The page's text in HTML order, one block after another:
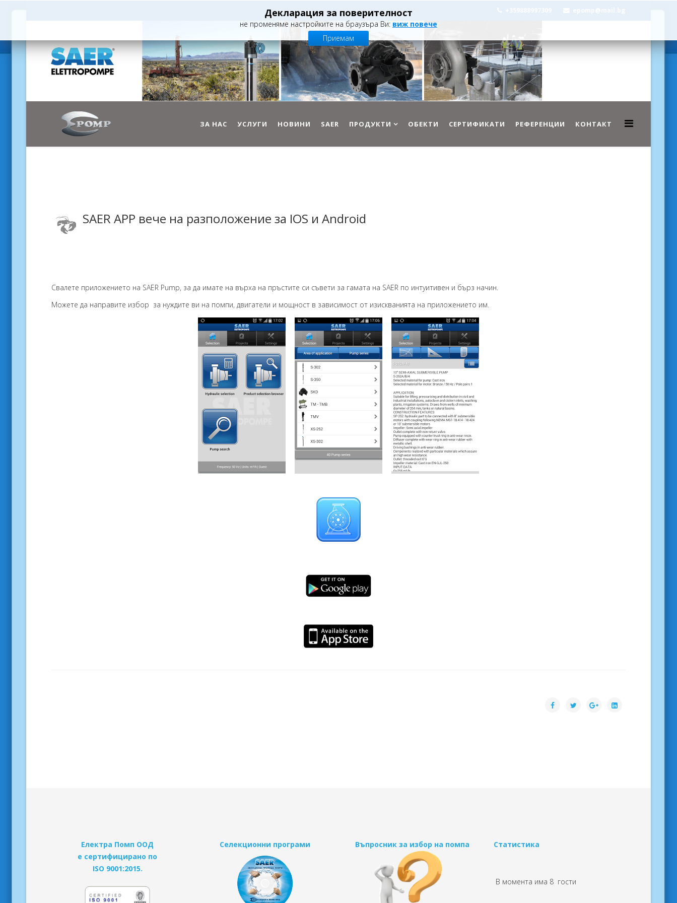
Декларация за поверителност
не променяме настройките на браузъра Ви: виж повече
Приемам
+359888997309 epomp@mail.bg
ЗА НАС УСЛУГИ НОВИНИ SAER ПРОДУКТИ ОБЕКТИ СЕРТИФИКАТИ РЕФЕРЕНЦИИ КОНТАКТ
SAER APP вече на разположение за IOS и Android
Свалете приложението на SAER Pump, за да имате на върха на пръстите си съвети за гамата на SAER по интуитивен и бърз начин.
Можете да направите избор за нуждите ви на помпи, двигатели и мощност в зависимост от изискванията на приложението им.
Електра Помп ООД
е сертифицирано по
ISO 9001:2015.
Селекционни програми Въпросник за избор на помпа Статистика
В момента има 8 гости